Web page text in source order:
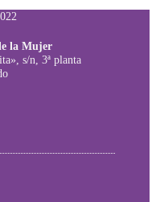
la Mujer
s/n, 3ª planta